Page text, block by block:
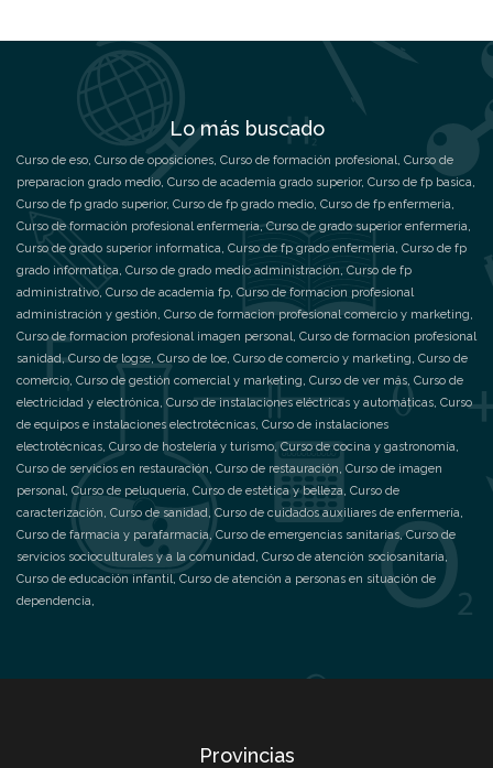
Lo más buscado
Curso de eso, Curso de oposiciones, Curso de formación profesional, Curso de
preparacion grado medio, Curso de academia grado superior, Curso de fp basica,
Curso de fp grado superior, Curso de fp grado medio, Curso de fp enfermeria,
Curso de formación profesional enfermeria,Curso de grado superior enfermeria,
Curso de grado superior informatica, Curso de fp grado enfermeria, Curso de fp
grado informatica, Curso de grado medio administración, Curso de fp
administrativo, Curso de academia fp, Curso de formacion profesional
administración y gestión, Curso de formacion profesional comercio y marketing,
Curso de formacion profesional imagen personal, Curso de formacion profesional
sanidad,Curso de logse, Curso de loe, Curso de comercio y marketing, Curso de
comercio, Curso de gestión comercial y marketing, Curso de ver más, Curso de
electricidad y electrónica, Curso de instalaciones eléctricas y automáticas, Curso
de equipos e instalaciones electrotécnicas, Curso de instalaciones
electrotécnicas, Curso de hostelería y turismo,Curso de cocina y gastronomía,
Curso de servicios en restauración, Curso de restauración, Curso de imagen
personal, Curso de peluquería, Curso de estética y belleza, Curso de
caracterización, Curso de sanidad, Curso de cuidados auxiliares de enfermería,
Curso de farmacia y parafarmacia,Curso de emergencias sanitarias,Curso de
servicios socioculturales y a la comunidad, Curso de atención sociosanitaria,
Curso de educación infantil, Curso de atención a personas en situación de
dependencia,
Provincias